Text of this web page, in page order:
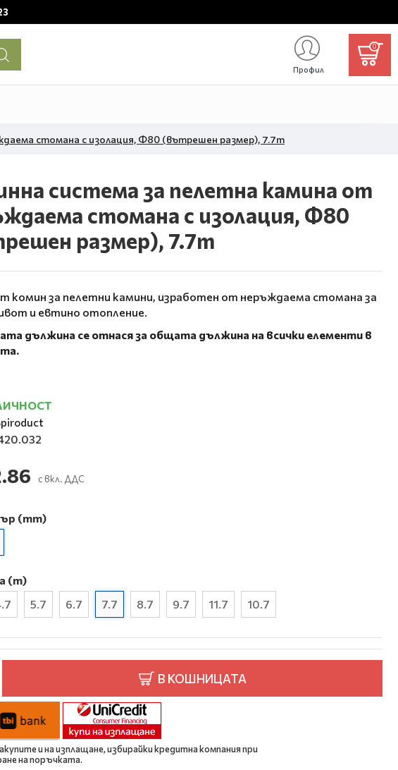
Профил
0
стомана с изолация, Ф80 (вътрешен размер), 7.7m
система за пелетна камина от
стомана с изолация, Ф80
размер), 7.7m
комин за пелетни камини, изработен от неръждаема стомана за
и евтино отопление.
дължина се отнася за общата дължина на всички елементи в
с вкл. ДДС
(mm)
(m)
5.7 6.7 7.7 8.7 9.7 11.7 10.7
В КОШНИЦАТА
и на изплащане, избирайки кредитна компания при
на поръчката.